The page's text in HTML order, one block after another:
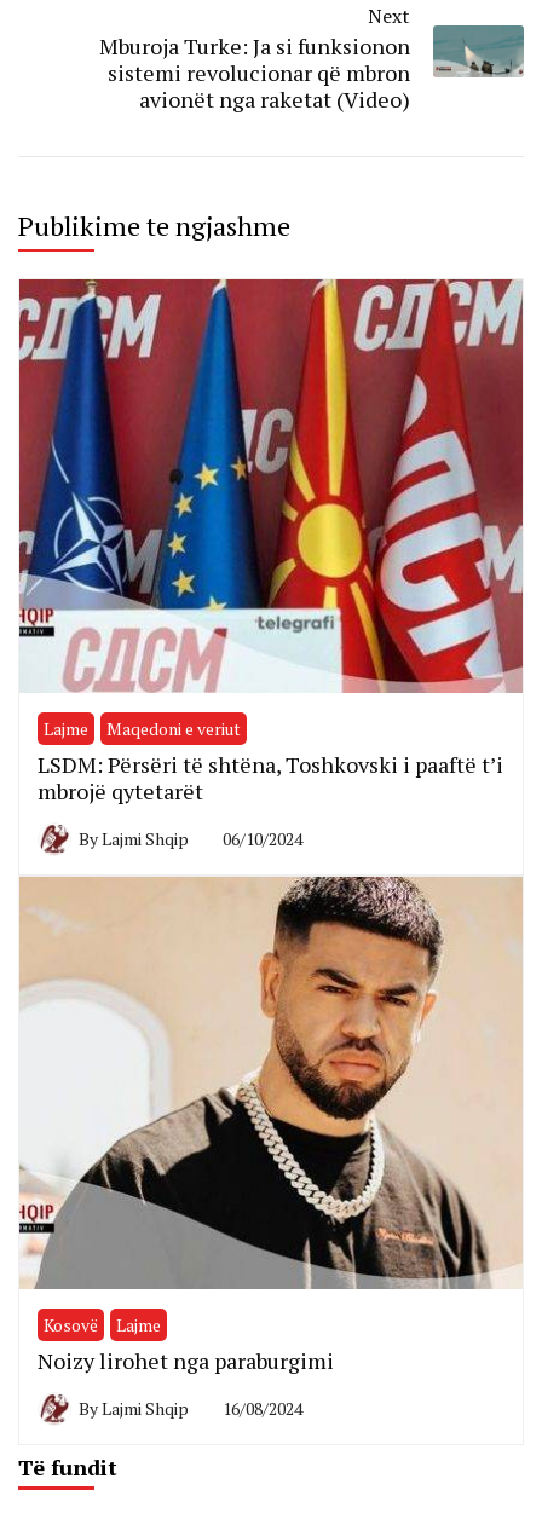
Next
Mburoja Turke: Ja si funksionon
sistemi revolucionar që mbron
avionët nga raketat (Video)
Publikime te ngjashme
Lajme Maqedoni e veriut
LSDM: Përsëri të shtëna, Toshkovski i paaftë t’i
mbrojë qytetarët
ByLajmi Shqip 06/10/2024
Kosovë Lajme
Noizy lirohet nga paraburgimi
ByLajmi Shqip 16/08/2024
Të fundit